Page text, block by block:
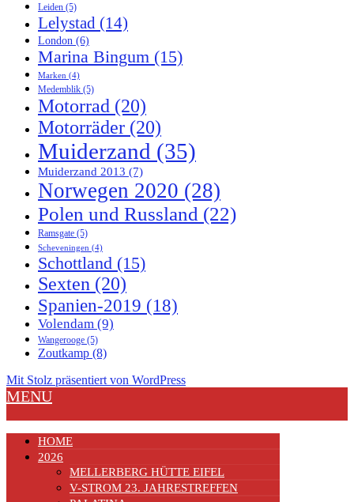
Leiden (5)
Lelystad (14)
London (6)
Marina Bingum (15)
Marken (4)
Medemblik (5)
Motorrad (20)
Motorräder (20)
Muiderzand (35)
Muiderzand 2013 (7)
Norwegen 2020 (28)
Polen und Russland (22)
Ramsgate (5)
Scheveningen (4)
Schottland (15)
Sexten (20)
Spanien-2019 (18)
Volendam (9)
Wangerooge (5)
Zoutkamp (8)
Mit Stolz präsentiert von WordPress
MENU
HOME
2026
MELLERBERG HÜTTE EIFEL
V-STROM 23. JAHRESTREFFEN